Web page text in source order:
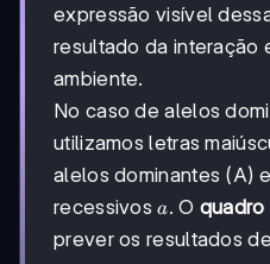
expressão visível
resultado da interação
ambiente.
No caso de alelos
utilizamos letras
alelos dominantes (A)
recessivosa
a. O quadro
prever os resultados